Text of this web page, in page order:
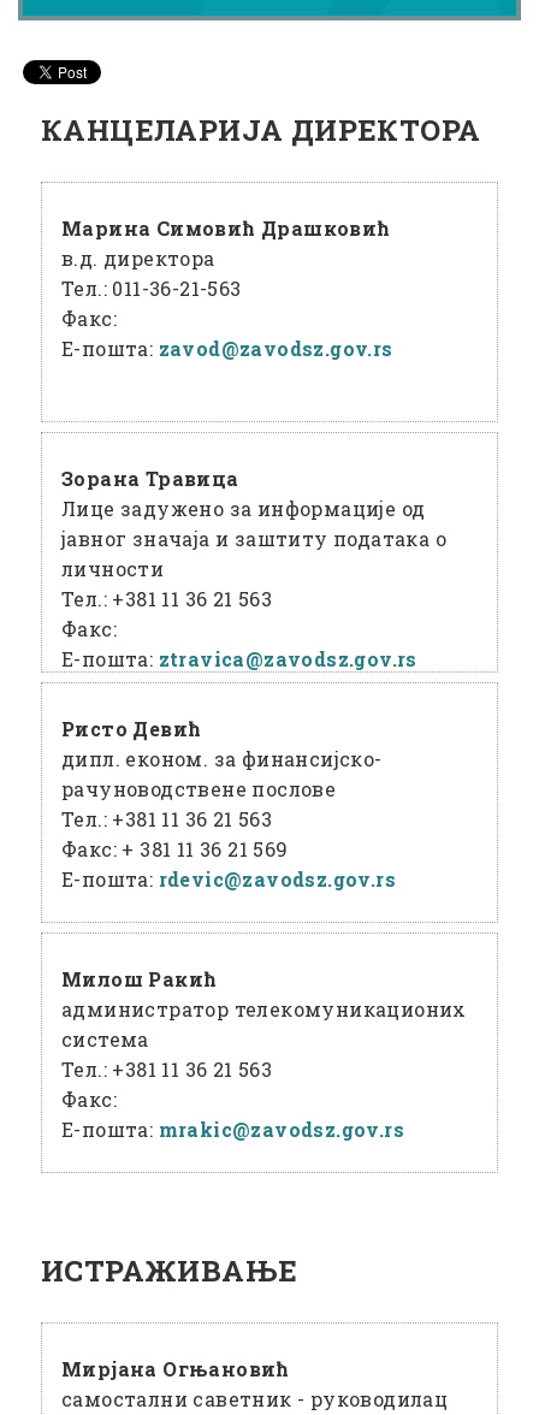
КАНЦЕЛАРИЈА ДИРЕКТОРА
Марина Симовић Драшковић
в.д. директора
Тел.: 011-36-21-563
Факс:
Е-пошта: zavod@zavodsz.gov.rs
Зорана Травица
Лице задужено за информације од
јавног значаја и заштиту података о
личности
Тел.: +381 11 36 21 563
Факс:
Е-пошта: ztravica@zavodsz.gov.rs
Ристо Девић
дипл. економ. за финансијско-
рачуноводствене послове
Тел.: +381 11 36 21 563
Факс: + 381 11 36 21 569
Е-пошта: rdevic@zavodsz.gov.rs
Милош Ракић
администратор телекомуникационих
система
Тел.: +381 11 36 21 563
Факс:
Е-пошта: mrakic@zavodsz.gov.rs
ИСТРАЖИВАЊЕ
Мирјана Огњановић
самостални саветник - руководилац